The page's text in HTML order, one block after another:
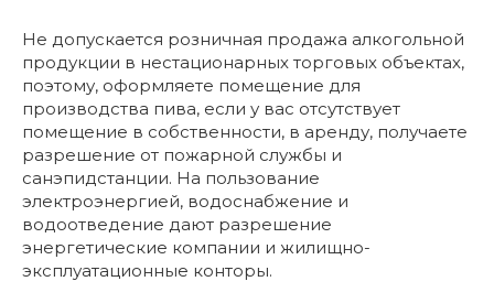
Не допускается розничная продажа алкогольной
продукции в нестационарных торговых объектах,
поэтому, оформляете помещение для
производства пива, если у вас отсутствует
помещение в собственности, в аренду, получаете
разрешение от пожарной службы и
санэпидстанции. На пользование
электроэнергией, водоснабжение и
водоотведение дают разрешение
энергетические компании и жилищно-
эксплуатационные конторы.